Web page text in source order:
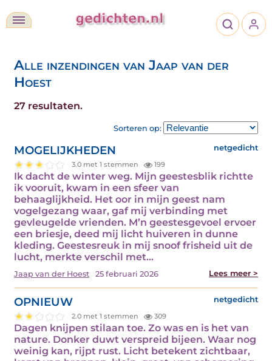
Alle inzendingen van Jaap van der
Hoest
27 resultaten.
Sorteren op:
MOGELIJKHEDEN netgedicht
3.0 met 1 stemmen 199
Ik dacht de winter weg. Mijn geestesblik richtte
ik vooruit, kwam in een sfeer van
behaaglijkheid. Het oor in mijn geest nam
vogelgezang waar, gaf mij verbinding met
gevleugelde vrienden. M’n geestesgevoel ervoer
een briesje, deed mij licht huiveren in dunne
kleding. Geestesreuk in mij snoof frisheid uit de
lucht, merkte verschil met…
Jaap van der Hoest 25 februari 2026 Lees meer >
OPNIEUW netgedicht
2.0 met 1 stemmen 309
Dagen knijpen stilaan toe. Zo was en is het van
nature. Donker duwt verspreid bijeen. Waar nog
weinig kan, rijpt rust. Licht betekent zichtbaar,